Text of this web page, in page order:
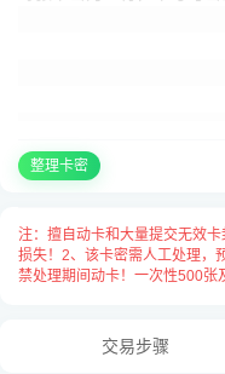
整理卡密
注：擅自动卡和大量提交无效
损失！2、该卡密需人工处理，
禁处理期间动卡！一次性500张
交易步骤
每张卡占用